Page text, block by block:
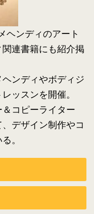
ヘンディのアート
連書籍にも紹介掲
ンディやボディジ
ッスンを開催。
コピーライター
デザイン制作やコ
。